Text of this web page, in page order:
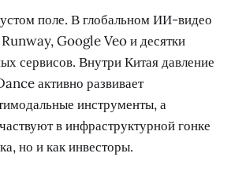
поле. В глобальном ИИ-видео
Google Veo и десятки
сервисов. Внутри Китая давление
активно развивает
инструменты, а
в инфраструктурной гонке
но и как инвесторы.